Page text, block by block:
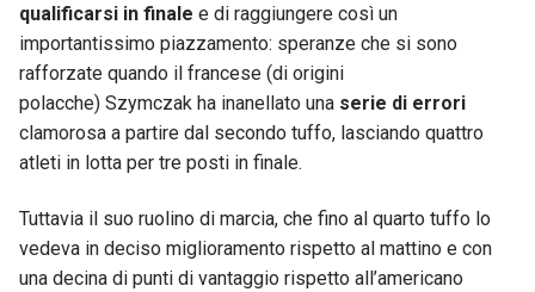
qualificarsi in finale e di raggiungere così un
importantissimo piazzamento: speranze che si sono
rafforzate quando il francese (di origini
polacche) Szymczak ha inanellato una serie di errori
clamorosa a partire dal secondo tuffo, lasciando quattro
atleti in lotta per tre posti in finale.
Tuttavia il suo ruolino di marcia, che fino al quarto tuffo lo
vedeva in deciso miglioramento rispetto al mattino e con
una decina di punti di vantaggio rispetto all’americano